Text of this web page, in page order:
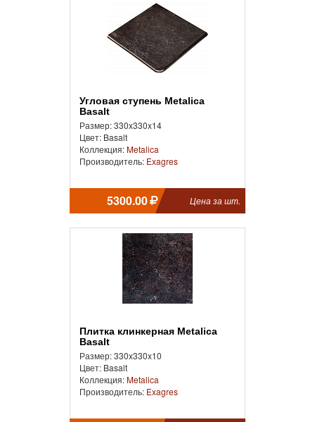
Угловая ступень Metalica
Basalt
Размер: 330x330x14
Цвет: Basalt
Коллекция:Metalica
Производитель: Exagres
5300.00 Цена за шт.
Плитка клинкерная Metalica
Basalt
Размер: 330x330x10
Цвет: Basalt
Коллекция:Metalica
Производитель: Exagres